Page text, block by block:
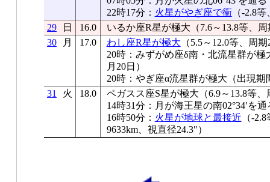
22時17分： 火星がやぎ座で衝（-2.8等
29
日 16.0
いるか座R星が極大（7.6～13.8等、周
30
月 17.0 わし座R星が極大 （5.5～12.0等、周
20時：みずがめ座δ南・北流星群が
月20日）
20時：やぎ座α流星群が極大（出現期
31
火 18.0
ペガスス座S星が極大（6.9～13.8等、
14時31分：月が海王星の南02°34′を通
16時50分： 火星が地球と最接近 （-
9633km、視直径24.3″）